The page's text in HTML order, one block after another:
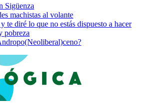
Sigüenza
machistas al volante
te diré lo que no estás dispuesto a hacer
pobreza